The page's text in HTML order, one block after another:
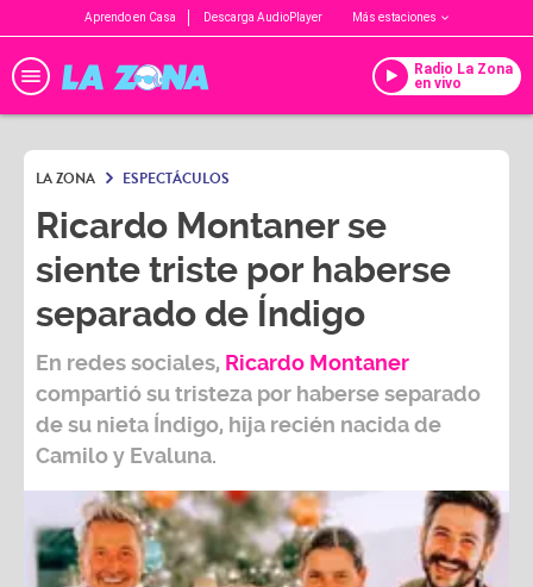
Aprendo en Casa Descarga AudioPlayer Más estaciones
Radio La Zona
en vivo
LA ZONA ESPECTÁCULOS
Ricardo Montaner se
siente triste por haberse
separado de Índigo
En redes sociales, Ricardo Montaner
compartió su tristeza por haberse separado
de su nieta Índigo, hija recién nacida de
Camilo y Evaluna.